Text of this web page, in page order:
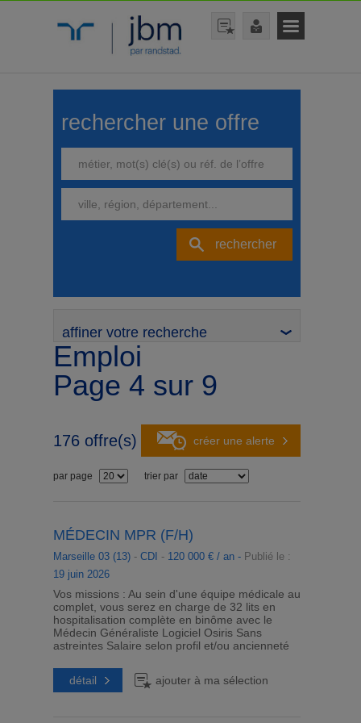
Emploi
Page 4 sur 9
176offre(s) créer une alerte
par page trier par
MÉDECIN MPR (F/H)
Marseille 03 (13)- CDI - 120 000 € / an - Publié le :
19 juin 2026
Vos missions : Au sein d'une équipe médicale au
complet, vous serez en charge de 32 lits en
hospitalisation complète en binôme avec le
Médecin Généraliste Logiciel Osiris Sans
astreintes Salaire selon profil et/ou ancienneté
détail ajouter à ma sélection
rechercher une offre
rechercher
affiner votre recherche